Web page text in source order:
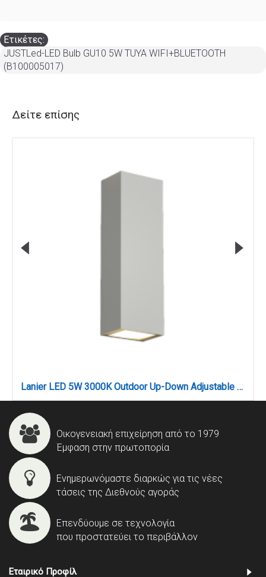
Ετικέτες:
JUSTLed-LED Bulb GU10 5W TUYA WIFI+BLUETOOTH
(B100005017)
Δείτε επίσης
Lanier LED 5W 3000K Outdoor Up-Down Adjustable Wall Lamp White D:12cmx4.1cm (80201021)
Οικογενειακή επιχείρηση από το 1979
Έμφαση στην πρωτοπορία
Ενημερωνόμαστε διαρκώς για τις νέες
τάσεις της Διεθνούς αγοράς
Επενδύουμε σε τεχνολογία
που προστατεύει το περιβάλλον
Εταιρικό Προφίλ